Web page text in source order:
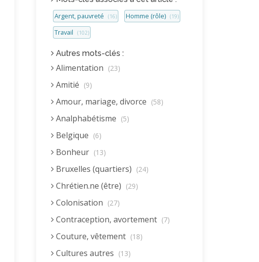
Argent, pauvreté (16) Homme (rôle) (19)
Travail (102)
Autres mots-clés :
Alimentation (23)
Amitié (9)
Amour, mariage, divorce (58)
Analphabétisme (5)
Belgique (6)
Bonheur (13)
Bruxelles (quartiers) (24)
Chrétien.ne (être) (29)
Colonisation (27)
Contraception, avortement (7)
Couture, vêtement (18)
Cultures autres (13)